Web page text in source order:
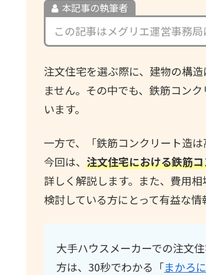
本記事の執筆者
この記事はメグリエ運営事務局
注文住宅を選ぶ際に、建物の構
ません。その中でも、鉄筋コン
います。
一方で、「鉄筋コンクリート造
今回は、 注文住宅における鉄筋
詳しく解説します。また、費用
検討している方にとって有益な情
大手ハウスメーカーでの注文
方は、30秒でわかる「まかろ